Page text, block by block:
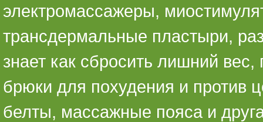
электромассажеры,
трансдермальные пластыри,
знает как сбросить лишний
брюки для похудения и против
белты, массажные пояса и